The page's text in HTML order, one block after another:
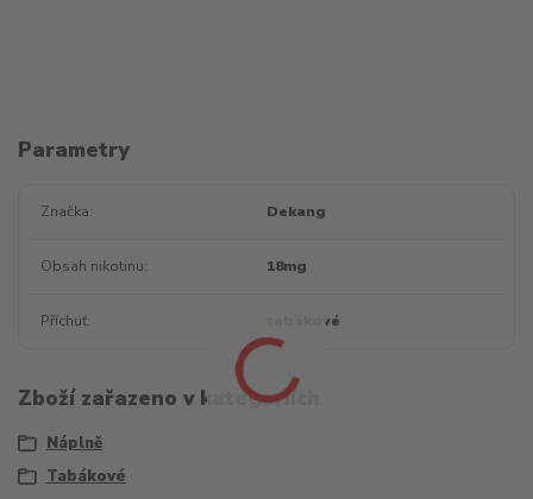
Parametry
Značka Dekang
Obsah nikotinu 18mg
Příchuť tabákové
Zboží zařazeno v kategoriích
Náplně
Tabákové